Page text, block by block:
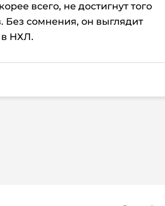
всего, не достигнут того
Без сомнения, он выглядит
в НХЛ.